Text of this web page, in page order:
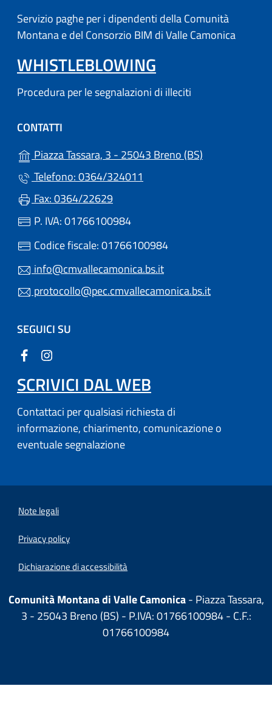
Servizio paghe per i dipendenti della Comunità
Montana e del Consorzio BIM di Valle Camonica
WHISTLEBLOWING
Procedura per le segnalazioni di illeciti
CONTATTI
Piazza Tassara, 3 - 25043 Breno (BS)
Telefono: 0364/324011
Fax: 0364/22629
P. IVA: 01766100984
Codice fiscale: 01766100984
info@cmvallecamonica.bs.it
protocollo@pec.cmvallecamonica.bs.it
SEGUICI SU
SCRIVICI DAL WEB
Contattaci per qualsiasi richiesta di
informazione, chiarimento, comunicazione o
eventuale segnalazione
Note legali
Privacy policy
Dichiarazione di accessibilità
Comunità Montana di Valle Camonica- Piazza Tassara,
3 - 25043 Breno (BS) - P.IVA: 01766100984 - C.F.:
01766100984